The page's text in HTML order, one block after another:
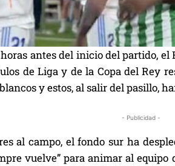
antes del inicio del partido,
de Liga y de la Copa del Rey
y estos, al salir del pasillo,
- Publicidad -
al campo, el fondo sur ha
vuelve” para animar al